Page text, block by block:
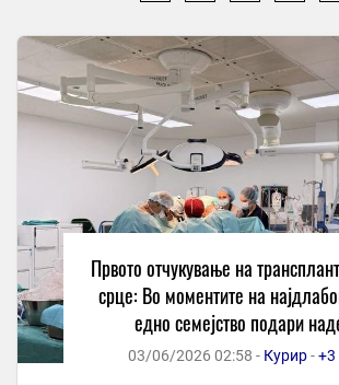
Првото отчукување на
срце: Во моментите на
едно семејство подари
03/06/2026 02:58 - Курир-+3